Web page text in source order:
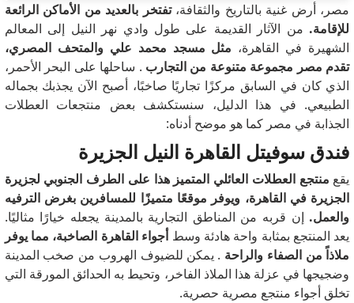
مصر، أرض غنية بالتاريخ والثقافة،تفتخر بالعديد من الأماكن الرائعة
للإقامة. من الآثار القديمة على طول وادي نهر النيل إلى المعالم
الشهيرة في القاهرة، مثل مسجد محمد علي والمتحف المصري،
تقدم مصر مجموعة متنوعة من التجارب . ساحلها على البحر الأحمر،
الذي كان في السابق مركزًا تجاريًا صاخبًا، أصبح الآن يجذبك بجماله
الطبيعي. في هذا الدليل، سنستكشف بعض منتجعات العطلات
الجذابة في مصر كما هو موضح أدناه:
فندق سوفيتل القاهرة النيل الجزيرة
يقع منتجع العطلات العائلي المتميز هذا على الطرف الجنوبي لجزيرة
الجزيرة في القاهرة، ويوفر موقعًا متميزًا للمسافرين بغرض الترفيه
والعمل. إن قربه من المناطق التجارية بالمدينة يجعله خيارًا مثاليًا.
يعد المنتجع بمثابة واحة هادئة وسطأجواء القاهرة الصاخبة، مما يوفر
ملاذاً من الصفاء والراحة . يمكن للضيوف الهروب من صخب المدينة
وضجيجها في عزلة هذا الملاذ الفاخر، وتحيط به الحدائق المورقة التي
تخلق أجواء منتجع مصرية حصرية.